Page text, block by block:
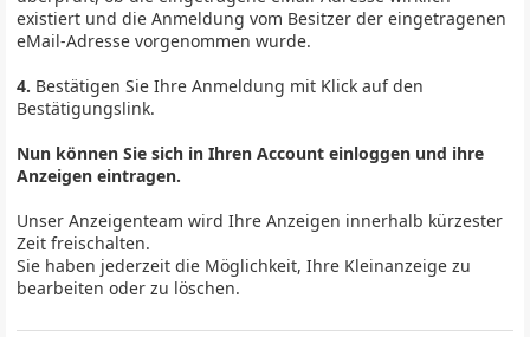
existiert und die Anmeldung vom Besitzer der eingetragenen
eMail-Adresse vorgenommen wurde.
4. Bestätigen Sie Ihre Anmeldung mit Klick auf den
Bestätigungslink.
Nun können Sie sich in Ihren Account einloggen und ihre
Anzeigen eintragen.
Unser Anzeigenteam wird Ihre Anzeigen innerhalb kürzester
Zeit freischalten.
Sie haben jederzeit die Möglichkeit, Ihre Kleinanzeige zu
bearbeiten oder zu löschen.